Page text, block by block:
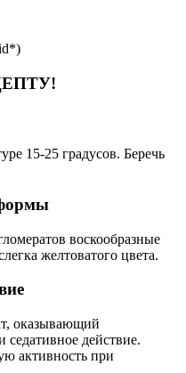
15-25 градусов. Беречь
воскообразные
желтоватого цвета.
оказывающий
действие.
активность при